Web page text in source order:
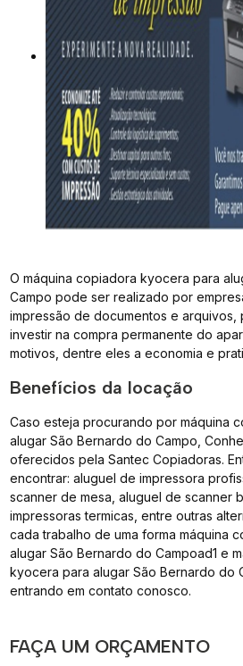
O máquina copiadora kyocera para
Campo pode ser realizado por
impressão de documentos e arquivos,
investir na compra permanente do
motivos, dentre eles a economia e
Benefícios da locação
Caso esteja procurando por máquina
alugar São Bernardo do Campo,
oferecidos pela Santec Copiadoras.
encontrar: aluguel de impressora
scanner de mesa, aluguel de scanner
impressoras termicas, entre outras
cada trabalho de uma forma máquina
alugar São Bernardo do Campoad1 e
kyocera para alugar São Bernardo do
entrando em contato conosco.
FAÇA UM ORÇAMENTO